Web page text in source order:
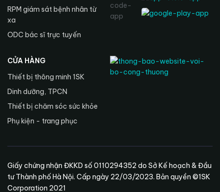
RPM giám sát bệnh nhân từ
xa
ODC bác sĩ trực tuyến
CỬA HÀNG
Thiết bị thông minh 1SK
Dinh dưỡng, TPCN
Thiết bị chăm sóc sức khỏe
Phụ kiện - trang phục
Giấy chứng nhận ĐKKD số 0110294352 do Sở Kế hoạch & Đầu
tư Thành phố Hà Nội. Cấp ngày 22/03/2023. Bản quyền ©1SK
Corporation 2021